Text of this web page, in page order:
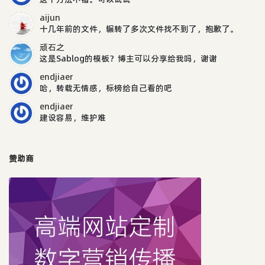
aijun
十几年前的文件，辗转了多次文件找不到了，抱歉了。
顽石之
这是Sablog的模板？博主可以分享给我吗，谢谢
endjiaer
哈，转载无情感，标榜给自己看的吧
endjiaer
建设容易，维护难
赞助商